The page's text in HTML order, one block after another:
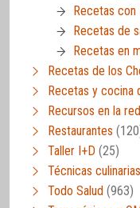
Recetas con
Recetas de
Recetas en
Recetas de los
Recetas y cocina
Recursos en la red
Restaurantes
Taller I+D (25)
Técnicas culinarias
Todo Salud (963)